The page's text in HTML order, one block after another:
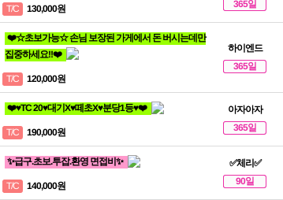
T/C 130,000원
365일
❤️☆초보가능☆ 손님 보장된 가게에서 돈 버시는데만
집중하세요!!❤️
T/C 120,000원
하이엔드
365일
❤️♥TC 20♥대기X♥떼초X♥분당1등♥❤️
T/C 190,000원
아자아자
365일
✨급구.초보.투잡.환영 면접비✨
T/C 140,000원
✅체리✅
90일